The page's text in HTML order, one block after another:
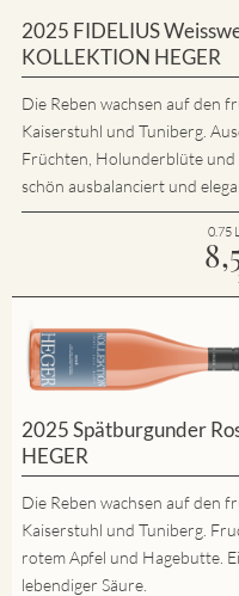
2025 FIDELIUS
KOLLEKTION HEGER
Die Reben wachsen auf den
Kaiserstuhl und Tuniberg.
Früchten, Holunderblüte und
schön ausbalanciert und
0.75
2025 Spätburgunder
HEGER
Die Reben wachsen auf den
Kaiserstuhl und Tuniberg.
rotem Apfel und Hagebutte.
lebendiger Säure.